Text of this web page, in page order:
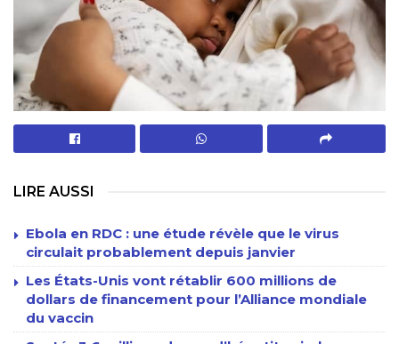
LIRE AUSSI
Ebola en RDC : une étude révèle que le virus
circulait probablement depuis janvier
Les États-Unis vont rétablir 600 millions de
dollars de financement pour l’Alliance mondiale
du vaccin